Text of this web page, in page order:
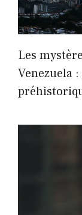
Les
Venezuela